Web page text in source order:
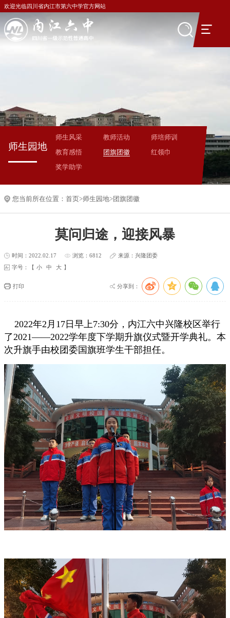
欢迎光临四川省内江市第六中学官方网站
您当前所在位置： 首页>师生园地>团旗团徽
师生园地
师生风采 教师活动 师培师训
教育感悟 团旗团徽 红领巾
奖学助学
莫问归途，迎接风暴
时间：2022.02.17 浏览：6812
来源：兴隆团委
字号：【 小 中 大 】
打印 分享到：
2022年2月17日早上7:30分，内江六中兴隆校区举行
了2021——2022学年度下学期升旗仪式暨开学典礼。本
次升旗手由校团委国旗班学生干部担任。